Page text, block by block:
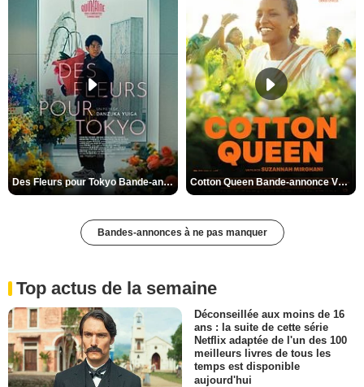
Des Fleurs pour Tokyo Bande-annonce VO STFR Cotton Queen Bande-annonce VO STFR
Bandes-annonces à ne pas manquer
Top actus de la semaine
Déconseillée aux moins de 16
ans : la suite de cette série
Netflix adaptée de l'un des 100
meilleurs livres de tous les
temps est disponible
aujourd'hui